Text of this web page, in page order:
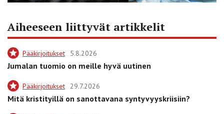
Aiheeseen liittyvät artikkelit
Pääkirjoitukset 5.8.2026
Jumalan tuomio on meille hyvä uutinen
Pääkirjoitukset 29.7.2026
Mitä kristityillä on sanottavana syntyvyyskriisiin?